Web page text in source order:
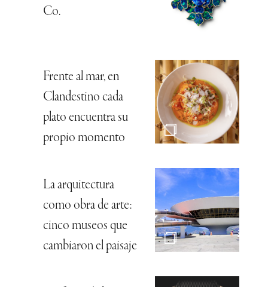
Co.
Frente al mar, en
Clandestino cada
plato encuentra su
propio momento
La arquitectura
como obra de arte:
cinco museos que
cambiaron el paisaje